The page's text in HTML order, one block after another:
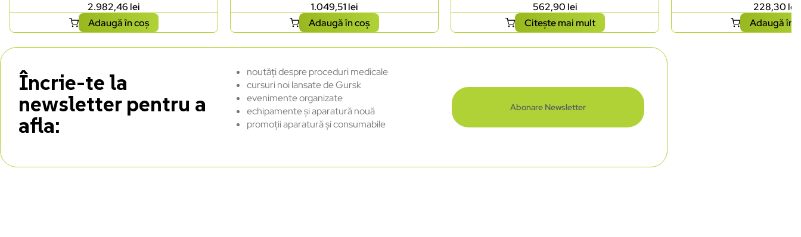
2.982,46 lei
Adaugă în coș
1.049,51 lei
Adaugă în coș
562,90 lei
Citește mai mult
228,30 lei
Adaugă în
Încrie-te la
newsletter pentru a
afla:
noutăți despre proceduri medicale
cursuri noi lansate de Gursk
evenimente organizate
echipamente și aparatură nouă
promoții aparatură și consumabile
Abonare Newsletter